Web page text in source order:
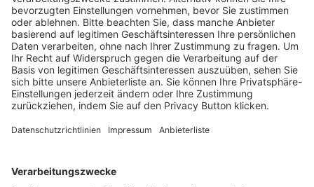
Schulungsangebot Vereinsmitarbeiter
BFV-Geschäftsstellen
Trainerbörse
Login SpielPlus
FOLGE DEM BFV